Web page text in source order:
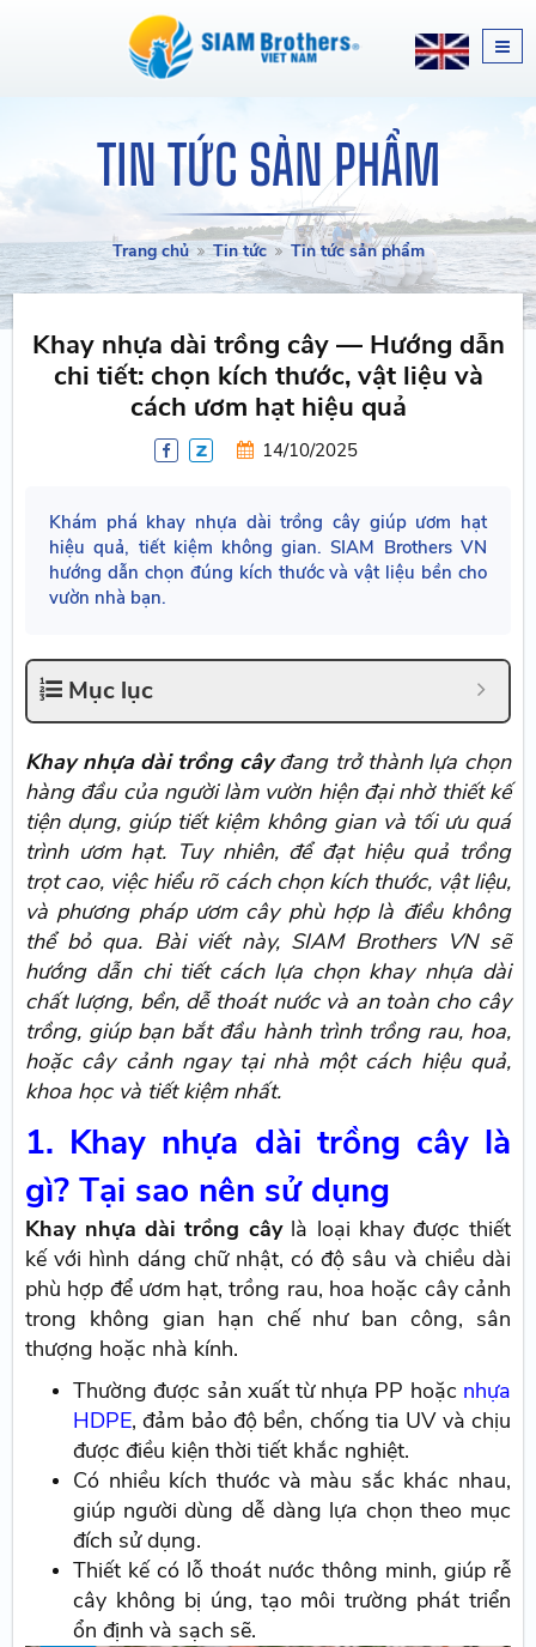
TIN TỨC SẢN PHẨM
Trang chủ Tin tức Tin tức sản phẩm
Khay nhựa dài trồng cây — Hướng dẫn
chi tiết: chọn kích thước, vật liệu và
cách ươm hạt hiệu quả
14/10/2025
Khám phá khay nhựa dài trồng cây giúp ươm hạt
hiệu quả, tiết kiệm không gian. SIAM Brothers VN
hướng dẫn chọn đúng kích thước và vật liệu bền cho
vườn nhà bạn.
Mục lục
Khay nhựa dài trồng câyđang trở thành lựa chọn
hàng đầu của người làm vườn hiện đại nhờ thiết kế
tiện dụng, giúp tiết kiệm không gian và tối ưu quá
trình ươm hạt. Tuy nhiên, để đạt hiệu quả trồng
trọt cao, việc hiểu rõ cách chọn kích thước, vật liệu,
và phương pháp ươm cây phù hợp là điều không
thể bỏ qua. Bài viết này, SIAM Brothers VN sẽ
hướng dẫn chi tiết cách lựa chọn khay nhựa dài
chất lượng, bền, dễ thoát nước và an toàn cho cây
trồng, giúp bạn bắt đầu hành trình trồng rau, hoa,
hoặc cây cảnh ngay tại nhà một cách hiệu quả,
khoa học và tiết kiệm nhất.
1. Khay nhựa dài trồng cây là
gì? Tại sao nên sử dụng
Khay nhựa dài trồng cây là loại khay được thiết
kế với hình dáng chữ nhật, có độ sâu và chiều dài
phù hợp để ươm hạt, trồng rau, hoa hoặc cây cảnh
trong không gian hạn chế như ban công, sân
thượng hoặc nhà kính.
Thường được sản xuất từ nhựa PP hoặc nhựa
HDPE, đảm bảo độ bền, chống tia UV và chịu
được điều kiện thời tiết khắc nghiệt.
Có nhiều kích thước và màu sắc khác nhau,
giúp người dùng dễ dàng lựa chọn theo mục
đích sử dụng.
Thiết kế có lỗ thoát nước thông minh, giúp rễ
cây không bị úng, tạo môi trường phát triển
ổn định và sạch sẽ.